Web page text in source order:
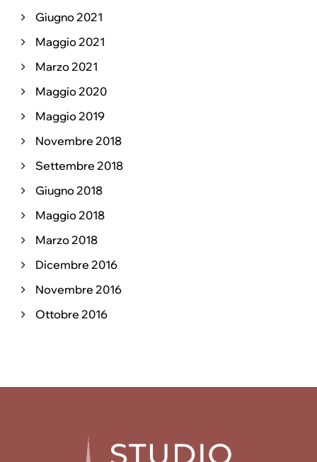
Giugno 2021
Maggio 2021
Marzo 2021
Maggio 2020
Maggio 2019
Novembre 2018
Settembre 2018
Giugno 2018
Maggio 2018
Marzo 2018
Dicembre 2016
Novembre 2016
Ottobre 2016